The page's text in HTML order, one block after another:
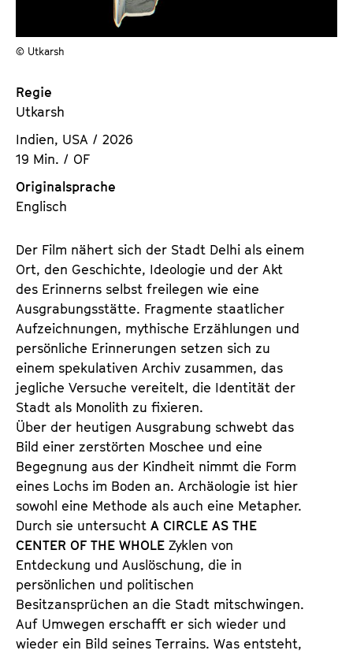
e
V
.
© Utkarsh
Regie
Utkarsh
Indien, USA / 2026
19 Min. / OF
Originalsprache
Englisch
Der Film nähert sich der Stadt Delhi als einem
Ort, den Geschichte, Ideologie und der Akt
des Erinnerns selbst freilegen wie eine
Ausgrabungsstätte. Fragmente staatlicher
Aufzeichnungen, mythische Erzählungen und
persönliche Erinnerungen setzen sich zu
einem spekulativen Archiv zusammen, das
jegliche Versuche vereitelt, die Identität der
Stadt als Monolith zu fixieren.
Über der heutigen Ausgrabung schwebt das
Bild einer zerstörten Moschee und eine
Begegnung aus der Kindheit nimmt die Form
eines Lochs im Boden an. Archäologie ist hier
sowohl eine Methode als auch eine Metapher.
Durch sie untersucht A CIRCLE AS THE
CENTER OF THE WHOLE Zyklen von
Entdeckung und Auslöschung, die in
persönlichen und politischen
Besitzansprüchen an die Stadt mitschwingen.
Auf Umwegen erschafft er sich wieder und
wieder ein Bild seines Terrains. Was entsteht,